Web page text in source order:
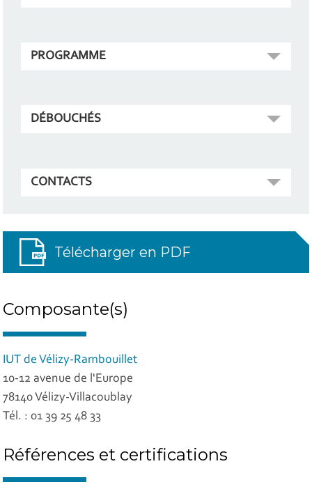
PROGRAMME
DÉBOUCHÉS
CONTACTS
Télécharger en PDF
Composante(s)
IUT de Vélizy-Rambouillet
10-12 avenue de l'Europe
78140 Vélizy-Villacoublay
Tél. : 01 39 25 48 33
Références et certifications